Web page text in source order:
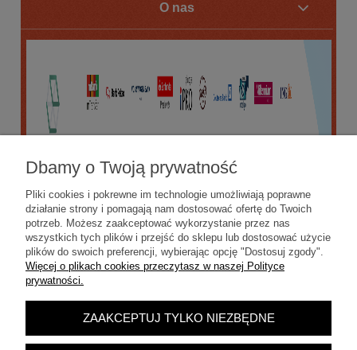
O nas
POKAŻ PEŁNĄ WERSJĘ STRONY
Sklep internetowy Shoper.pl
Dbamy o Twoją prywatność
Pliki cookies i pokrewne im technologie umożliwiają poprawne
działanie strony i pomagają nam dostosować ofertę do Twoich
potrzeb. Możesz zaakceptować wykorzystanie przez nas
wszystkich tych plików i przejść do sklepu lub dostosować użycie
plików do swoich preferencji, wybierając opcję "Dostosuj zgody".
Więcej o plikach cookies przeczytasz w naszej Polityce
prywatności.
ZAAKCEPTUJ TYLKO NIEZBĘDNE